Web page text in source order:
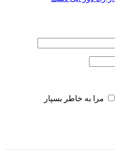
مرا به خاطر بسپار